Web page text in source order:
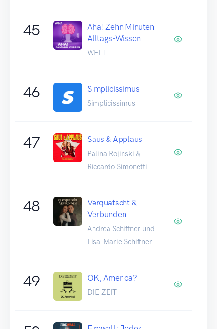
45
Aha! Zehn Minuten
Alltags-Wissen
WELT
46 Simplicissimus
Simplicissimus
47 Saus & Applaus
Palina Rojinski &
Riccardo Simonetti
48
Verquatscht &
Verbunden
Andrea Schiffner und
Lisa-Marie Schiffner
49 OK, America?
DIE ZEIT